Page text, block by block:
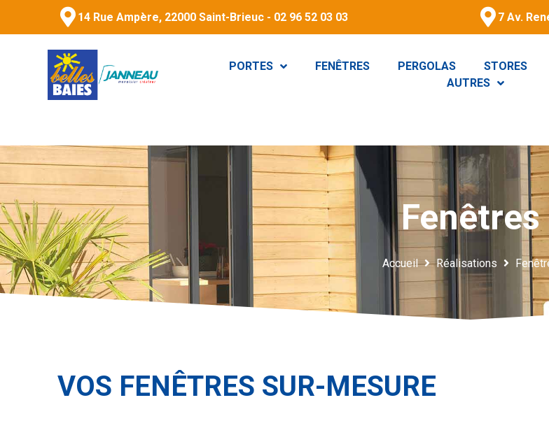
14 Rue Ampère, 22000 Saint-Brieuc - 02 96 52 03 03 7 Av.
PORTES FENÊTRES PERGOLAS STORES
AUTRES
Fenêtres
Accueil Réalisations
VOS FENÊTRES SUR-MESURE